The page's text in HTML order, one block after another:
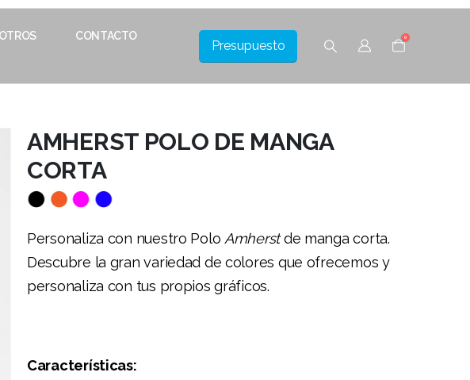
CONTACTO
Presupuesto
0
AMHERST POLO DE MANGA
CORTA
Personaliza con nuestro PoloAmherstde manga corta.
Descubre la gran variedad de colores que ofrecemos y
personaliza con tus propios gráficos.
Características: